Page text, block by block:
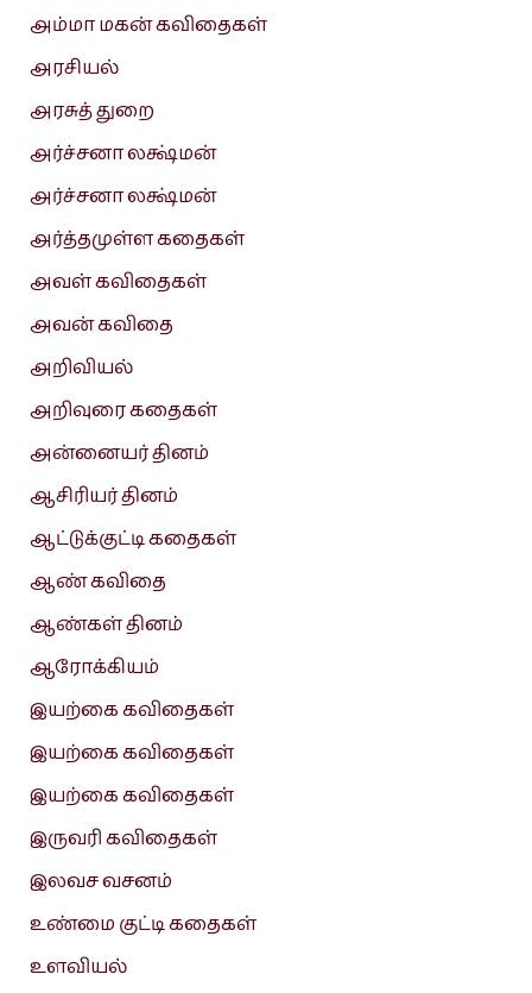
அம்மா மகன் கவிதைகள்
அரசியல்
அரசுத் துறை
அர்ச்சனா லக்ஷ்மன்
அர்ச்சனா லக்ஷ்மன்
அர்த்தமுள்ள கதைகள்
அவள் கவிதைகள்
அவன் கவிதை
அறிவியல்
அறிவுரை கதைகள்
அன்னையர் தினம்
ஆசிரியர் தினம்
ஆட்டுக்குட்டி கதைகள்
ஆண் கவிதை
ஆண்கள் தினம்
ஆரோக்கியம்
இயற்கை கவிதைகள்
இயற்கை கவிதைகள்
இயற்கை கவிதைகள்
இருவரி கவிதைகள்
இலவச வசனம்
உண்மை குட்டி கதைகள்
உளவியல்